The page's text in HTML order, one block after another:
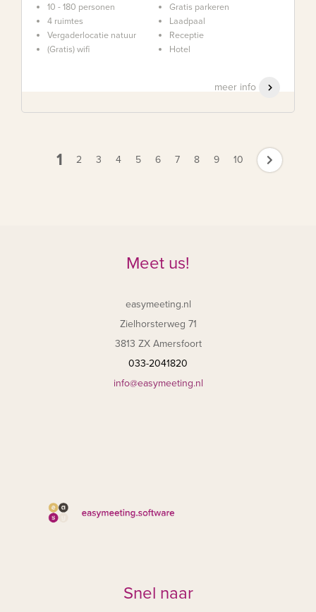
10 - 180 personen
4 ruimtes
Vergaderlocatie natuur
(Gratis) wifi
Gratis parkeren
Laadpaal
Receptie
Hotel
meer info
1 2 3 4 5 6 7 8 9 10
Meet us!
easymeeting.nl
Zielhorsterweg 71
3813 ZX Amersfoort
033-2041820
info@easymeeting.nl
Snel naar